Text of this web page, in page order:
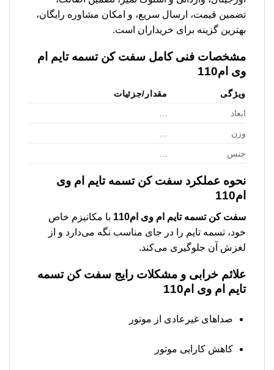
تضمین قیمت، ارسال سریع، و امکان مشاوره رایگان،
بهترین گزینه برای خریداران است.
مشخصات فنی کامل سفت کن تسمه تایم ام
وی ام110
ویژگی
مقدار/جزئیات
ابعاد
وزن
جنس
نحوه عملکرد سفت کن تسمه تایم ام وی
ام110
سفت کن تسمه تایم ام وی ام110
با مکانیزم خاص
خود، تسمه تایم را در جای مناسب نگه می‌دارد و از
لغزش آن جلوگیری می‌کند.
علائم خرابی و مشکلات رایج سفت کن تسمه
تایم ام وی ام110
صداهای غیرعادی از موتور
کاهش کارایی موتور